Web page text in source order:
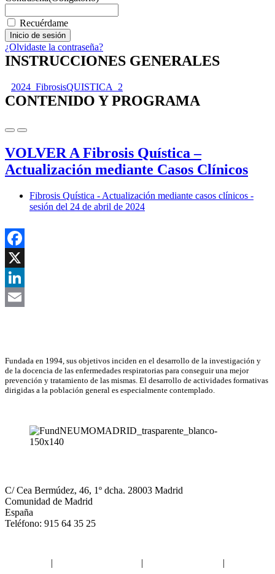
Recuérdame
¿Olvidaste la contraseña?
INSTRUCCIONES GENERALES
2024_FibrosisQUISTICA_2
CONTENIDO Y PROGRAMA
VOLVER A Fibrosis Quística –
Actualización mediante Casos Clínicos
Fibrosis Quística - Actualización mediante casos clínicos -
sesión del 24 de abril de 2024
Facebook
X
LinkedIn
Fundada en 1994, sus objetivos inciden en el desarrollo de la investigación y
de la docencia de las enfermedades respiratorias para conseguir una mejor
prevención y tratamiento de las mismas. El desarrollo de actividades formativas
dirigidas a la población general es especialmente contemplado.
C/ Cea Bermúdez, 46, 1º dcha. 28003 Madrid
Comunidad de Madrid
España
Teléfono: 915 64 35 25
| | |